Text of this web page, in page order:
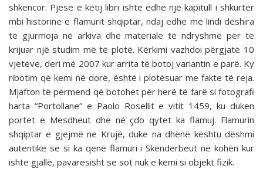
shkencor. Pjesë e këtij libri ishte edhe një kapitull i shkurtër
mbi historinë e flamurit shqiptar, ndaj edhe më lindi dëshira
të gjurmoja në arkiva dhe materiale të ndryshme për të
krijuar një studim më të plotë. Kërkimi vazhdoi përgjatë 10
vjetëve, deri më 2007 kur arrita të botoj variantin e parë. Ky
ribotim që kemi në dorë, është i plotësuar me fakte të reja.
Mjafton të përmend që botohet për herë të farë si fotografi
harta “Portollane” e Paolo Rosellit e vitit 1459, ku duken
portet e Mesdheut dhe në çdo qytet ka flamuj. Flamurin
shqiptar e gjejmë në Krujë, duke na dhënë kështu dëshmi
autentike se si ka qenë flamuri i Skënderbeut në kohën kur
ishte gjallë, pavarësisht se sot nuk e kemi si objekt fizik.